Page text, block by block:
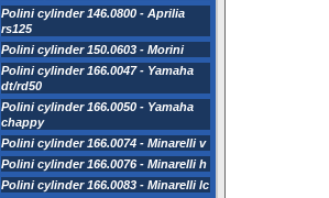
Polini cylinder 146.0800 - Aprilia
rs125
Polini cylinder 150.0603 - Morini
Polini cylinder 166.0047 - Yamaha
dt/rd50
Polini cylinder 166.0050 - Yamaha
chappy
Polini cylinder 166.0074 - Minarelli v
Polini cylinder 166.0076 - Minarelli h
Polini cylinder 166.0083 - Minarelli lc